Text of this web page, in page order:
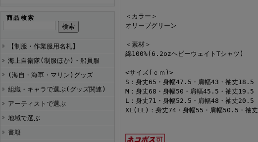
商品検索
【制服・作業服用名札】
海上自衛隊(制服ほか)・船員服
(海自・海軍・マリン)グッズ
組織・キャラで選ぶ(グッズ関連)
アーティストで選ぶ
地域で選ぶ
書籍
＜カラー＞
オリーブグリーン
＜素材＞
綿100%(6.2ozヘビーウェイトTシャツ)
<サイズ(ｃｍ)>
S：身丈65・身幅47.5・肩幅43・袖丈18.5
M：身丈68・身幅50・肩幅45.5・袖丈19.5
L：身丈71・身幅52.5・肩幅48・袖丈20.5
XL(LL)：身丈74・身幅55・肩幅50.5・袖